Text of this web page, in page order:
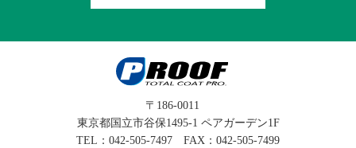
〒186-0011
東京都国立市谷保1495-1 ペアガーデン1F
TEL： 042-505-7497 FAX：042-505-7499